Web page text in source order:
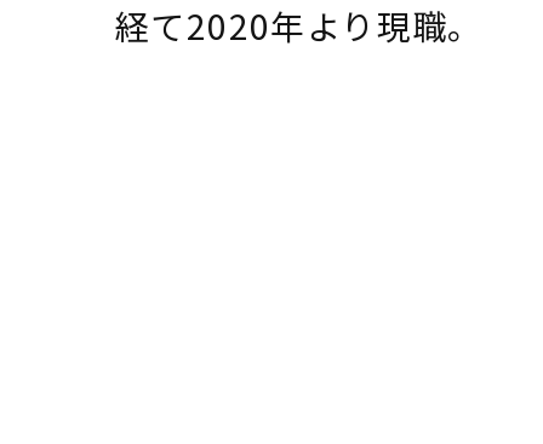
経て2020年より現職。